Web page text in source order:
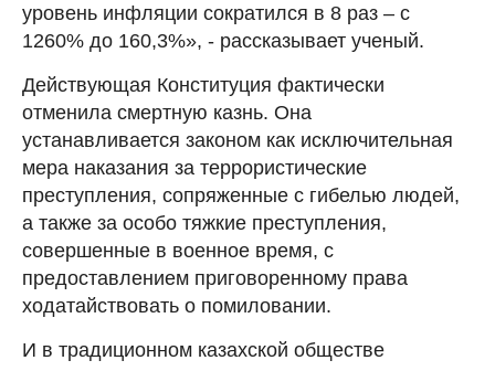
уровень инфляции сократился в 8 раз – с
1260% до 160,3%», - рассказывает ученый.
Действующая Конституция фактически
отменила смертную казнь. Она
устанавливается законом как исключительная
мера наказания за террористические
преступления, сопряженные с гибелью людей,
а также за особо тяжкие преступления,
совершенные в военное время, с
предоставлением приговоренному права
ходатайствовать о помиловании.
И в традиционном казахской обществе